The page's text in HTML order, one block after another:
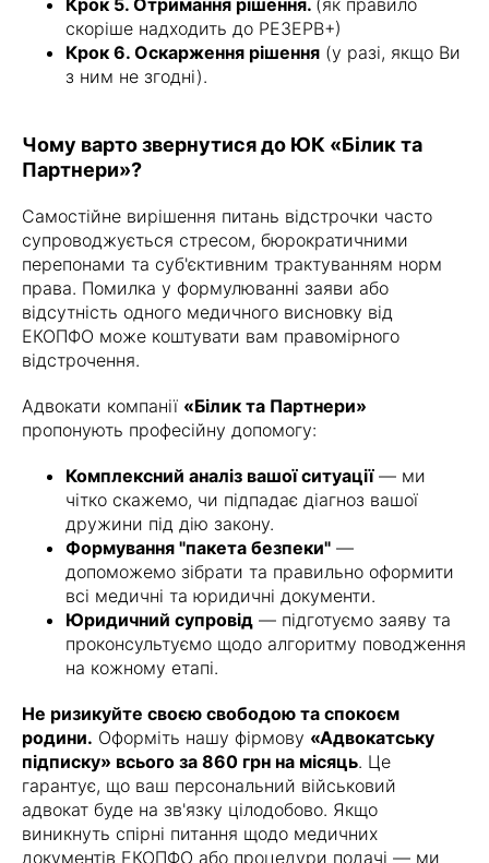
Крок 5. Отримання рішення. (як правило
скоріше надходить до РЕЗЕРВ+)
Крок 6. Оскарження рішення (у разі, якщо Ви
з ним не згодні).
Чому варто звернутися до ЮК «Білик та
Партнери»?
Самостійне вирішення питань відстрочки часто
супроводжується стресом, бюрократичними
перепонами та суб'єктивним трактуванням норм
права. Помилка у формулюванні заяви або
відсутність одного медичного висновку від
ЕКОПФО може коштувати вам правомірного
відстрочення.
Адвокати компанії «Білик та Партнери»
пропонують професійну допомогу:
Комплексний аналіз вашої ситуації— ми
чітко скажемо, чи підпадає діагноз вашої
дружини під дію закону.
Формування "пакета безпеки" —
допоможемо зібрати та правильно оформити
всі медичні та юридичні документи.
Юридичний супровід — підготуємо заяву та
проконсультуємо щодо алгоритму поводження
на кожному етапі.
Не ризикуйте своєю свободою та спокоєм
родини. Оформіть нашу фірмову «Адвокатську
підписку» всього за 860 грн на місяць. Це
гарантує, що ваш персональний військовий
адвокат буде на зв'язку цілодобово. Якщо
виникнуть спірні питання щодо медичних
документів ЕКОПФО або процедури подачі — ми